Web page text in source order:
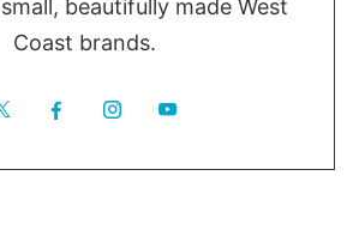
beautifully made West
Coast brands.